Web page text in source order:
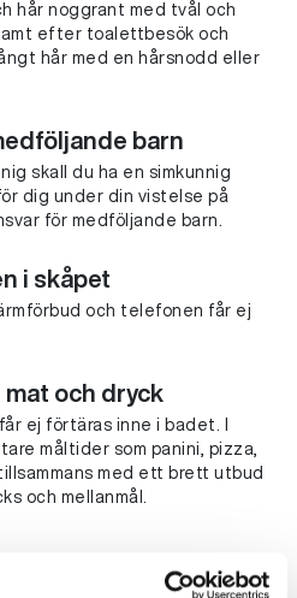
hår noggrant med tvål och
efter toalettbesök och
hår med en hårsnodd eller
barn
skall du ha en simkunnig
dig under din vistelse på
för medföljande barn.
i skåpet
och telefonen får ej
mat och dryck
ej förtäras inne i badet. I
måltider som panini, pizza,
med ett brett utbud
och mellanmål.